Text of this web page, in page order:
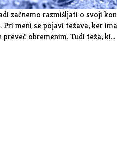
začnemo razmišljati o svoji
meni se pojavi težava, ker
obremenim. Tudi teža, ki…